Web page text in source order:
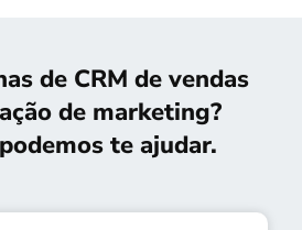
de CRM de vendas
de marketing?
te ajudar.